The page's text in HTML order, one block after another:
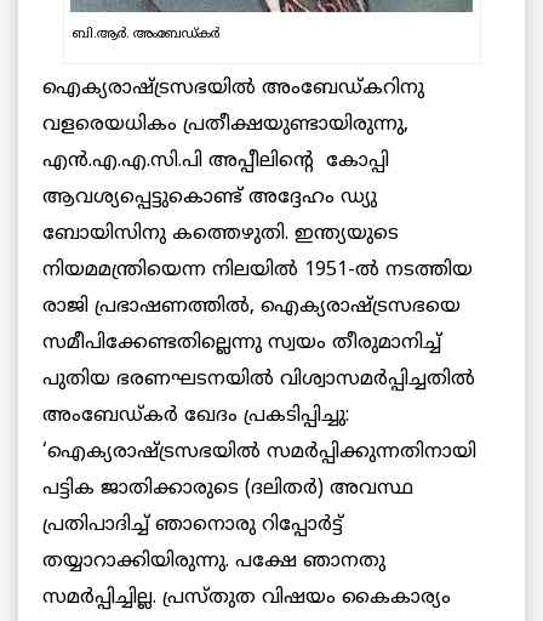
ബി.ആര്‍. അംബേഡ്കര്‍
ഐക്യരാഷ്ട്രസഭയില്‍ അംബേഡ്കറിനു
വളരെയധികം പ്രതീക്ഷയുണ്ടായിരുന്നു,
എന്‍.എ.എ.സി.പി അപ്പീലിന്റെ കോപ്പി
ആവശ്യപ്പെട്ടുകൊണ്ട് അദ്ദേഹം ഡ്യു
ബോയിസിനു കത്തെഴുതി. ഇന്ത്യയുടെ
നിയമമന്ത്രിയെന്ന നിലയില്‍ 1951-ല്‍ നടത്തിയ
രാജി പ്രഭാഷണത്തില്‍, ഐക്യരാഷ്ട്രസഭയെ
സമീപിക്കേണ്ടതില്ലെന്നു സ്വയം തീരുമാനിച്ച്
പുതിയ ഭരണഘടനയില്‍ വിശ്വാസമര്‍പ്പിച്ചതില്‍
അംബേഡ്കര്‍ ഖേദം പ്രകടിപ്പിച്ചു:
‘ഐക്യരാഷ്ട്രസഭയില്‍ സമര്‍പ്പിക്കുന്നതിനായി
പട്ടിക ജാതിക്കാരുടെ (ദലിതർ) അവസ്ഥ
പ്രതിപാദിച്ച് ഞാനൊരു റിപ്പോര്‍ട്ട്
തയ്യാറാക്കിയിരുന്നു. പക്ഷേ ഞാനതു
സമര്‍പ്പിച്ചില്ല. പ്രസ്തുത വിഷയം കൈകാര്യം